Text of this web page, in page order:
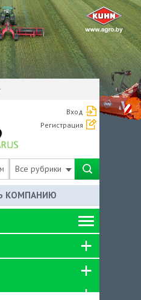
Вход
Регистрация
Все рубрики
КОМПАНИЮ